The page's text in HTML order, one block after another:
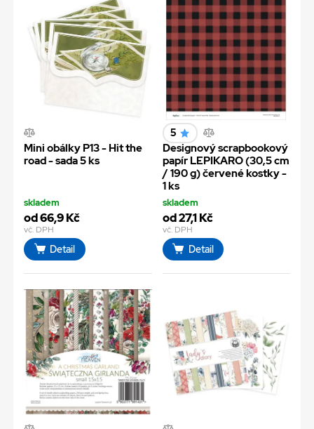
Mini obálky P13 - Hit the
road - sada 5 ks
skladem
od 66,9 Kč
vč. DPH
Detail
5
Designový scrapbookový
papír LEPIKARO (30,5 cm
/ 190 g) červené kostky -
1 ks
skladem
od 27,1 Kč
vč. DPH
Detail